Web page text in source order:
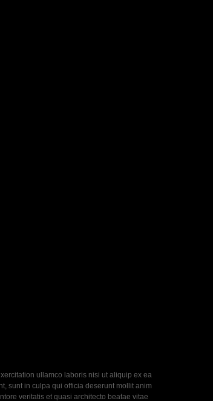
ullamco laboris nisi ut aliquip ex ea
sunt in culpa qui officia deserunt mollit anim
veritatis et quasi architecto beatae vitae